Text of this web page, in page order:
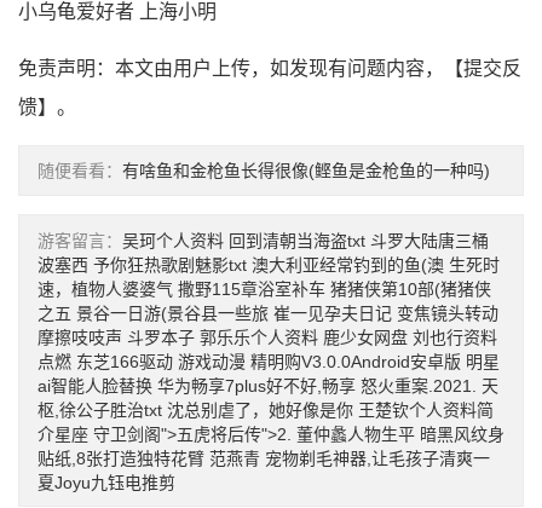
小乌龟爱好者 上海小明
免责声明：本文由用户上传，如发现有问题内容，【提交反
馈】。
随便看看： 有啥鱼和金枪鱼长得很像(鲣鱼是金枪鱼的一种吗)
游客留言： 吴珂个人资料 回到清朝当海盗txt 斗罗大陆唐三桶
波塞西 予你狂热歌剧魅影txt 澳大利亚经常钓到的鱼(澳 生死时
速，植物人婆婆气 撒野115章浴室补车 猪猪侠第10部(猪猪侠
之五 景谷一日游(景谷县一些旅 崔一见孕夫日记 变焦镜头转动
摩擦吱吱声 斗罗本子 郭乐乐个人资料 鹿少女网盘 刘也行资料
点燃 东芝166驱动 游戏动漫 精明购V3.0.0Android安卓版 明星
ai智能人脸替换 华为畅享7plus好不好,畅享 怒火重案.2021.
天
枢,徐公子胜治txt 沈总别虐了，她好像是你 王楚钦个人资料简
介星座 守卫剑阁">五虎将后传">2. 董仲蠡人物生平 暗黑风纹身
贴纸,8张打造独特花臂 范燕青 宠物剃毛神器,让毛孩子清爽一
夏Joyu九钰电推剪